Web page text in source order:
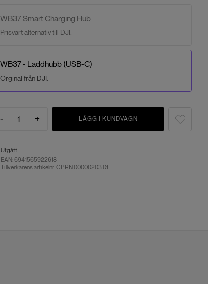
WB37 Smart Charging Hub
Prisvärt alternativ till DJI.
WB37 - Laddhubb (USB-C)
Orginal från DJI.
- 1 + LÄGG I KUNDVAGN
Utgått
EAN:6941565922618
Tillverkarens artikelnr: CP.RN.00000203.01